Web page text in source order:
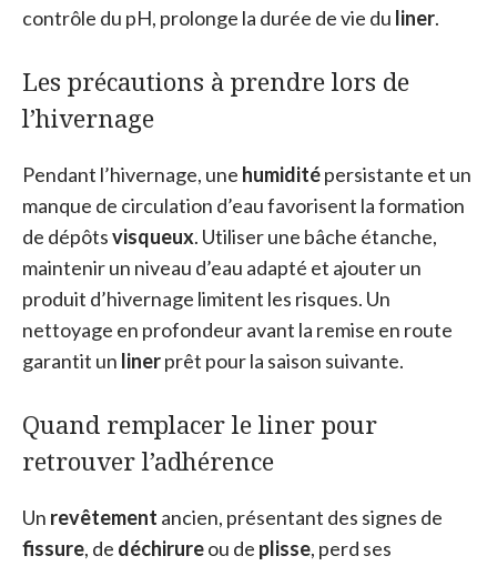
contrôle du pH, prolonge la durée de vie du liner.
Les précautions à prendre lors de
l’hivernage
Pendant l’hivernage, une humiditépersistante et un
manque de circulation d’eau favorisent la formation
de dépôtsvisqueux. Utiliser une bâche étanche,
maintenir un niveau d’eau adapté et ajouter un
produit d’hivernage limitent les risques. Un
nettoyage en profondeur avant la remise en route
garantit un linerprêt pour la saison suivante.
Quand remplacer le liner pour
retrouver l’adhérence
Un revêtement ancien, présentant des signes de
fissure, de déchirureou de plisse, perd ses